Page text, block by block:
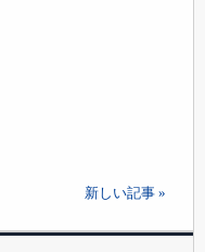
新しい記事 »